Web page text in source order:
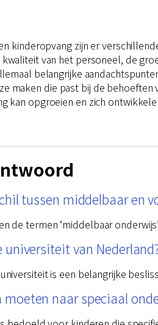
kinderopvang zijn er
van het personeel, de
belangrijke
maken die past bij de behoeften
kan opgroeien en zich
tussen middelbaar en
de termen ‘middelbaar
universiteit van
is een belangrijke
moeten naar speciaal